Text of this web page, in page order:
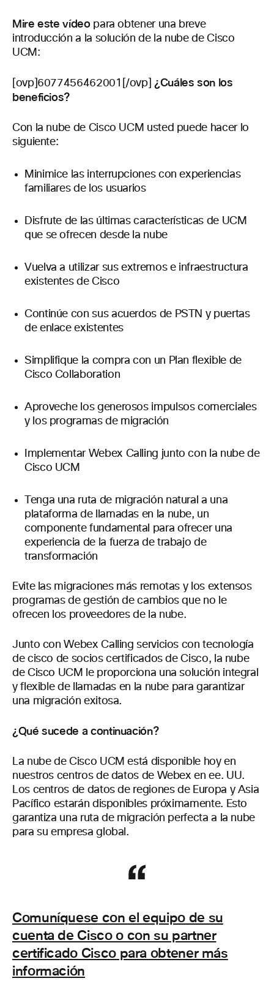
Mire este vídeopara obtener una breve
introducción a la solución de la nube de Cisco
UCM:
[ovp]6077456462001[/ovp] ¿Cuáles son los
beneficios?
Con la nube de Cisco UCM usted puede hacer lo
siguiente:
Minimice las interrupciones con experiencias
familiares de los usuarios
Disfrute de las últimas características de UCM
que se ofrecen desde la nube
Vuelva a utilizar sus extremos e infraestructura
existentes de Cisco
Continúe con sus acuerdos de PSTN y puertas
de enlace existentes
Simplifique la compra con un Plan flexible de
Cisco Collaboration
Aproveche los generosos impulsos comerciales
y los programas de migración
Implementar Webex Calling junto con la nube de
Cisco UCM
Tenga una ruta de migración natural a una
plataforma de llamadas en la nube, un
componente fundamental para ofrecer una
experiencia de la fuerza de trabajo de
transformación
Evite las migraciones más remotas y los extensos
programas de gestión de cambios que no le
ofrecen los proveedores de la nube.
Junto con Webex Calling servicios con tecnología
de cisco de socios certificados de Cisco, la nube
de Cisco UCM le proporciona una solución integral
y flexible de llamadas en la nube para garantizar
una migración exitosa.
¿Qué sucede a continuación?
La nube de Cisco UCM está disponible hoy en
nuestros centros de datos de Webex en ee. UU.
Los centros de datos de regiones de Europa y Asia
Pacífico estarán disponibles próximamente. Esto
garantiza una ruta de migración perfecta a la nube
para su empresa global.
Comuníquese con el equipo de su
cuenta de Cisco o con su partner
certificado Cisco para obtener más
información